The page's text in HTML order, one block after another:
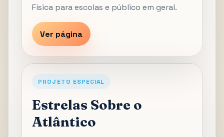
Física para escolas e público em geral.
Ver página
PROJETO ESPECIAL
Estrelas Sobre o
Atlântico